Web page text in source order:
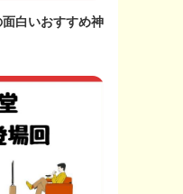
面白いおすすめ神